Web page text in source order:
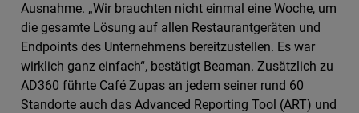
Ausnahme. „Wir brauchten nicht einmal eine Woche, um
die gesamte Lösung auf allen Restaurantgeräten und
Endpoints des Unternehmens bereitzustellen. Es war
wirklich ganz einfach“, bestätigt Beaman. Zusätzlich zu
AD360 führte Café Zupas an jedem seiner rund 60
Standorte auch das Advanced Reporting Tool (ART) und